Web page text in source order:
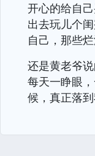
开心的给自
出去玩儿个
自己，那些
还是黄老爷
每天一睁眼
候，真正落到